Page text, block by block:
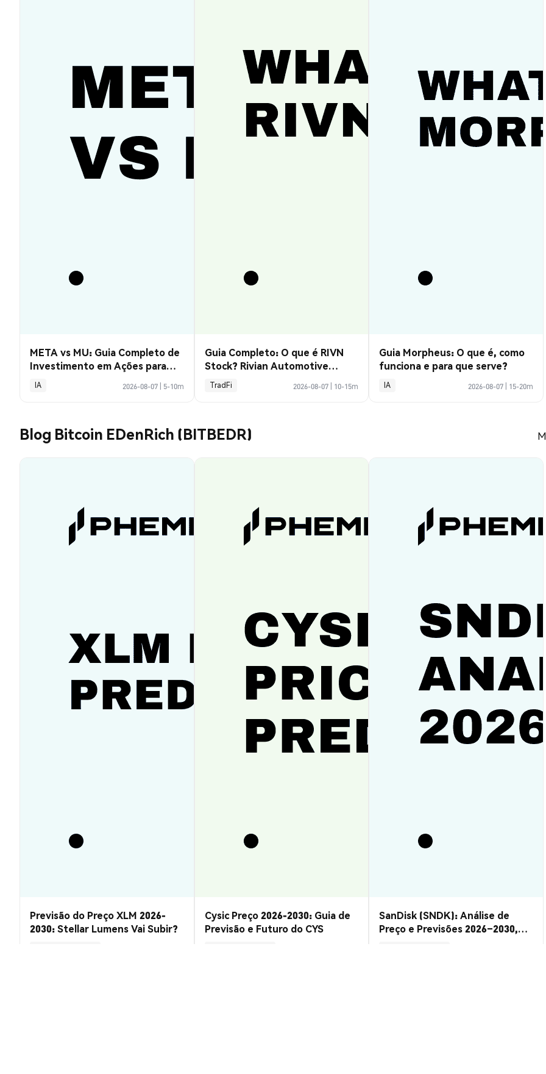
META vs MU: Guia Completo de
Investimento em Ações para
2026
IA 2026-08-07 5-10m
Guia Completo: O que é RIVN
Stock? Rivian Automotive
Explicado
TradFi 2026-08-07 10-15m
Guia Morpheus: O que é, como
funciona e para que serve?
IA 2026-08-07 15-20m
Blog Bitcoin EDenRich (BITBEDR)
Previsão do Preço XLM 2026-
2030: Stellar Lumens Vai Subir?
Cysic Preço 2026-2030: Guia de
Previsão e Futuro do CYS
SanDisk (SNDK): Análise de
Preço e Previsões 2026–2030,